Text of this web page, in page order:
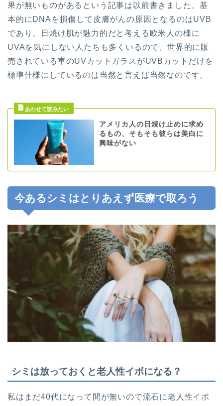
果が無いものがあるという記事は以前書きました。基
本的にDNAを損傷して皮膚がんの原因となるのはUVB
であり、日焼け肌が魅力的だと考える欧米人の様に
UVAを気にしない人たちも多くいるので、世界的に販
売されている車のUVカットガラスがUVBカットだけを
標準仕様にしているのは当然と言えば当然なのです。
アメリカ人の日焼け止めに求め
るもの、そもそも彼らは美白に
興味がない
今あるシミはとりあえず医療で取ろう
シミは放っておくと老人性イボになる？
私はまだ40代になって間が無いので流石に老人性イボ